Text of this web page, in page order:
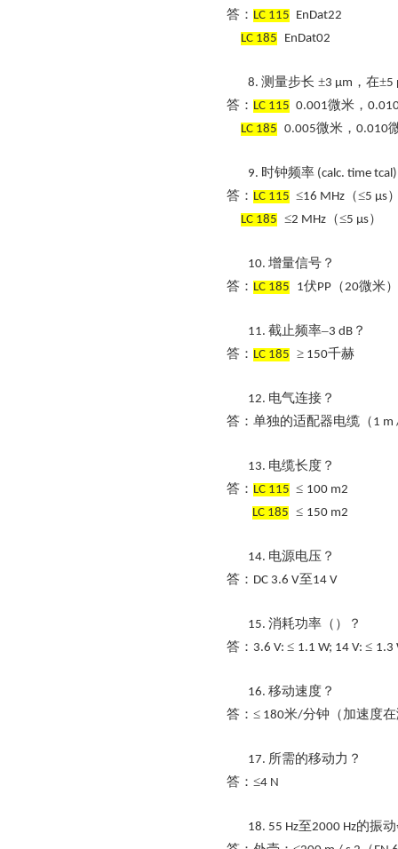
答： LC 115 EnDat22
LC 185
EnDat02
8. 测量步长 ±3 µm ，在±5
答： LC 115 0.001微米，
LC 185 0.005微米， 0.010
9. 时钟频率 (calc. time tcal)
答： LC 115 ≤16 MHz （≤5 µs
LC 185 ≤2 MHz （≤5 µs）
10. 增量信号？
答： LC 185 1伏PP （20微米）
11. 截止频率–3 dB ？
答： LC 185 ≥ 150千赫
12. 电气连接？
答：单独的适配器电缆（ 1 m
13. 电缆长度？
答： LC 115 ≤ 100 m2
LC 185 ≤ 150 m2
14. 电源电压？
答： DC 3.6 V至14 V
15. 消耗功率（）？
答： 3.6 V: ≤ 1.1 W; 14 V: ≤ 1.3
16. 移动速度？
答： ≤ 180米/分钟（加速度
17. 所需的移动力？
答： ≤4 N
18. 55 Hz至2000 Hz的振